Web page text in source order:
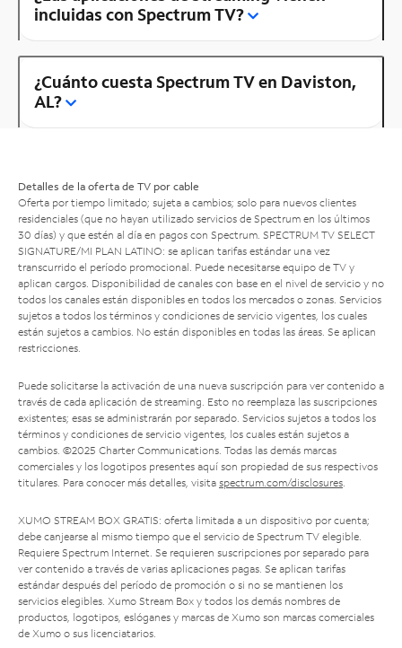
incluidas con Spectrum TV?
¿Cuánto cuesta Spectrum TV en Daviston,
AL?
Detalles de la oferta de TV por cable
Oferta por tiempo limitado; sujeta a cambios; solo para nuevos clientes
residenciales (que no hayan utilizado servicios de Spectrum en los últimos
30 días) y que estén al día en pagos con Spectrum. SPECTRUM TV SELECT
SIGNATURE/MI PLAN LATINO: se aplican tarifas estándar una vez
transcurrido el período promocional. Puede necesitarse equipo de TV y
aplican cargos. Disponibilidad de canales con base en el nivel de servicio y no
todos los canales están disponibles en todos los mercados o zonas. Servicios
sujetos a todos los términos y condiciones de servicio vigentes, los cuales
están sujetos a cambios. No están disponibles en todas las áreas. Se aplican
restricciones.
Puede solicitarse la activación de una nueva suscripción para ver contenido a
través de cada aplicación de streaming. Esto no reemplaza las suscripciones
existentes; esas se administrarán por separado. Servicios sujetos a todos los
términos y condiciones de servicio vigentes, los cuales están sujetos a
cambios. ©2025 Charter Communications. Todas las demás marcas
comerciales y los logotipos presentes aquí son propiedad de sus respectivos
titulares. Para conocer más detalles, visita spectrum.com/disclosures.
XUMO STREAM BOX GRATIS: oferta limitada a un dispositivo por cuenta;
debe canjearse al mismo tiempo que el servicio de Spectrum TV elegible.
Requiere Spectrum Internet. Se requieren suscripciones por separado para
ver contenido a través de varias aplicaciones pagas. Se aplican tarifas
estándar después del período de promoción o si no se mantienen los
servicios elegibles. Xumo Stream Box y todos los demás nombres de
productos, logotipos, eslóganes y marcas de Xumo son marcas comerciales
de Xumo o sus licenciatarios.